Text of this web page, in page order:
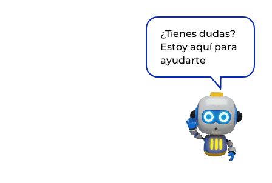
¿Tienes dudas?
Estoy aquí para
ayudarte